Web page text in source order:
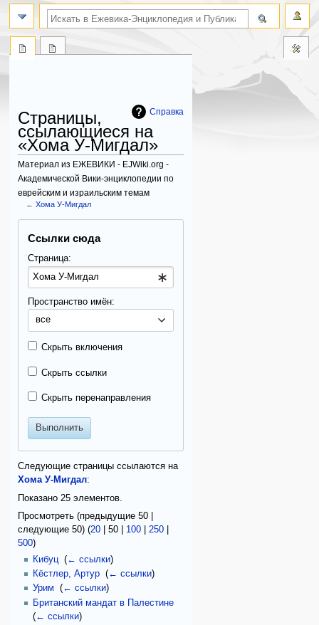
Справка
Страницы,
ссылающиеся на
«Хома У-Мигдал»
Материал из ЕЖЕВИКИ - EJWiki.org -
Академической Вики-энциклопедии по
еврейским и израильским темам
←Хома У-Мигдал
Ссылки сюда
Страница:
Пространство имён:
все
Скрыть включения
Скрыть ссылки
Скрыть перенаправления
Выполнить
Следующие страницы ссылаются на
Хома У-Мигдал:
Показано 25 элементов.
Просмотреть (предыдущие 50
следующие 50) (20 |50 100 |250
500)
Кибуц‎ (← ссылки)
Кёстлер, Артур‎ (← ссылки)
Урим
(← ссылки)
Британский мандат в Палестине‎
(← ссылки)
поиск по словам